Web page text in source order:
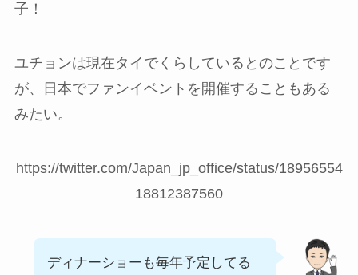
子！
ユチョンは現在タイでくらしているとのことです
が、日本でファンイベントを開催することもある
みたい。
https://twitter.com/Japan_jp_office/status/18956554
18812387560
ディナーショーも毎年予定してる